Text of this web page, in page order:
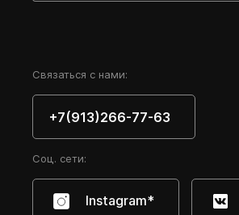
Cвязаться с нами:
+7(913)266-77-63
Соц. сети:
Instagram*